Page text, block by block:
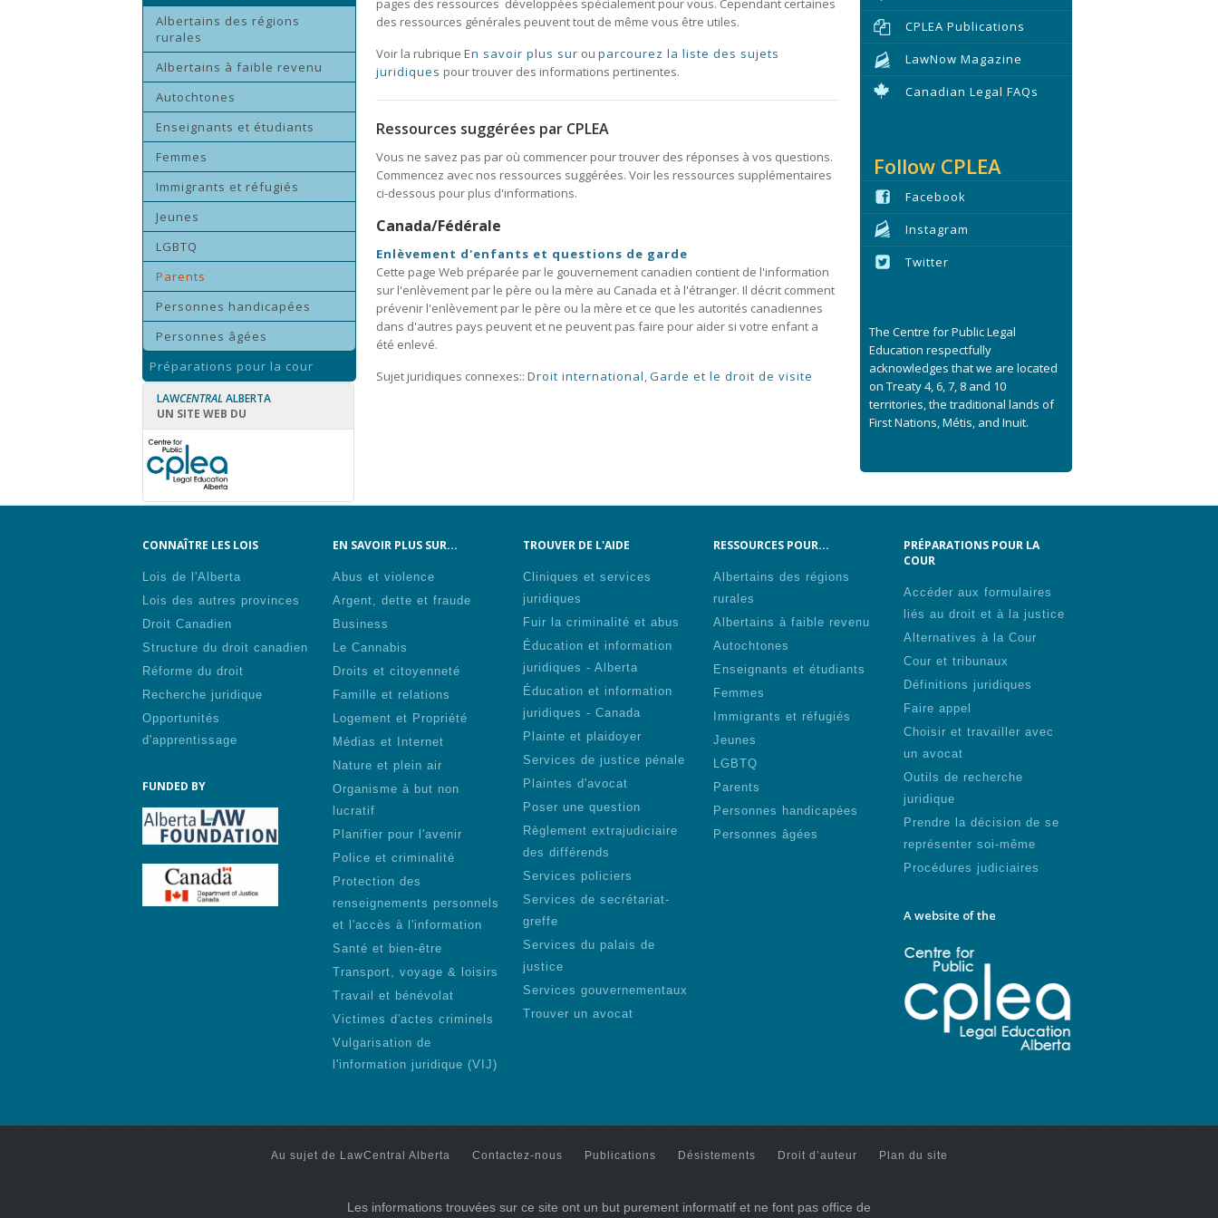
Albertains des régions
rurales
Albertains à faible revenu
Autochtones
Enseignants et étudiants
Femmes
Immigrants et réfugiés
Jeunes
LGBTQ
Parents
Personnes handicapées
Personnes âgées
Préparations pour la cour
LAWCENTRAL ALBERTA
UN SITE WEB DU
pages des ressources développées spécialement pour vous. Cependant certaines
des ressources générales peuvent tout de même vous être utiles.
Voir la rubrique En savoir plus sur ou parcourez la liste des sujets
juridiques pour trouver des informations pertinentes.
Ressources suggérées par CPLEA
Vous ne savez pas par où commencer pour trouver des réponses à vos questions.
Commencez avec nos ressources suggérées. Voir les ressources supplémentaires
ci-dessous pour plus d'informations.
Canada/Fédérale
Enlèvement d'enfants et questions de garde
Cette page Web préparée par le gouvernement canadien contient de l'information
sur l'enlèvement par le père ou la mère au Canada et à l'étranger. Il décrit comment
prévenir l'enlèvement par le père ou la mère et ce que les autorités canadiennes
dans d'autres pays peuvent et ne peuvent pas faire pour aider si votre enfant a
été enlevé.
Sujet juridiques connexes:: Droit international,Garde et le droit de visite
CPLEA Publications
LawNow Magazine
Canadian Legal FAQs
Follow CPLEA
Facebook
Instagram
Twitter
The Centre for Public Legal
Education respectfully
acknowledges that we are located
on Treaty 4, 6, 7, 8 and 10
territories, the traditional lands of
First Nations, Métis, and Inuit.
CONNAÎTRE LES LOIS
Lois de l'Alberta
Lois des autres provinces
Droit Canadien
Structure du droit canadien
Réforme du droit
Recherche juridique
Opportunités
d'apprentissage
FUNDED BY
EN SAVOIR PLUS SUR...
Abus et violence
Argent, dette et fraude
Business
Le Cannabis
Droits et citoyenneté
Famille et relations
Logement et Propriété
Médias et Internet
Nature et plein air
Organisme à but non
lucratif
Planifier pour l'avenir
Police et criminalité
Protection des
renseignements personnels
et l'accès à l'information
Santé et bien-être
Transport, voyage & loisirs
Travail et bénévolat
Victimes d'actes criminels
Vulgarisation de
l'information juridique (VIJ)
TROUVER DE L'AIDE
Cliniques et services
juridiques
Fuir la criminalité et abus
Éducation et information
juridiques - Alberta
Éducation et information
juridiques - Canada
Plainte et plaidoyer
Services de justice pénale
Plaintes d'avocat
Poser une question
Règlement extrajudiciaire
des différends
Services policiers
Services de secrétariat-
greffe
Services du palais de
justice
Services gouvernementaux
Trouver un avocat
RESSOURCES POUR...
Albertains des régions
rurales
Albertains à faible revenu
Autochtones
Enseignants et étudiants
Femmes
Immigrants et réfugiés
Jeunes
LGBTQ
Parents
Personnes handicapées
Personnes âgées
PRÉPARATIONS POUR LA
COUR
Accéder aux formulaires
liés au droit et à la justice
Alternatives à la Cour
Cour et tribunaux
Définitions juridiques
Faire appel
Choisir et travailler avec
un avocat
Outils de recherche
juridique
Prendre la décision de se
représenter soi-même
Procédures judiciaires
A website of the
Au sujet de LawCentral Alberta Contactez-nous Publications Désistements Droit d’auteur Plan du site
Les informations trouvées sur ce site ont un but purement informatif et ne font pas office de